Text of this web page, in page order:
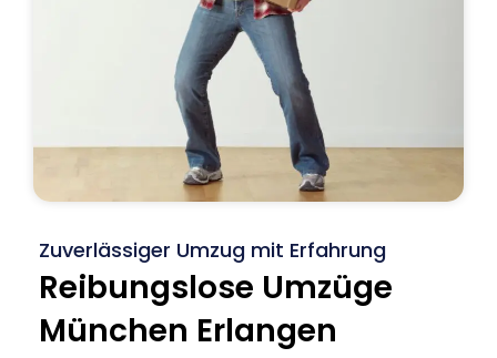
Zuverlässiger Umzug mit Erfahrung
Reibungslose Umzüge
München Erlangen